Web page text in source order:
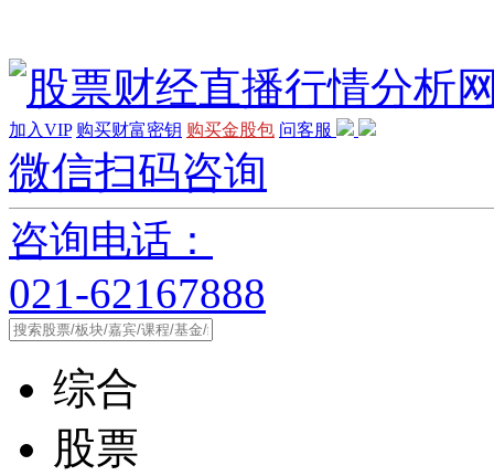
加入VIP 购买财富密钥 购买金股包 问客服
微信扫码咨询
咨询电话：
021-62167888
综合
股票